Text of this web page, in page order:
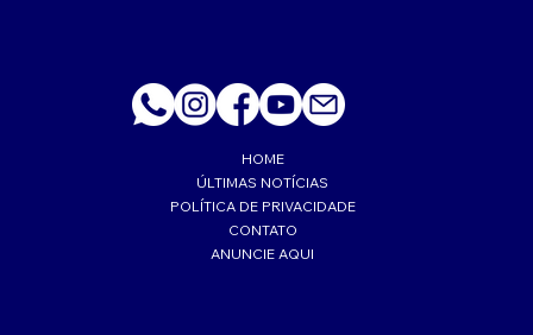
HOME
ÚLTIMAS NOTÍCIAS
POLÍTICA DE PRIVACIDADE
CONTATO
ANUNCIE AQUI